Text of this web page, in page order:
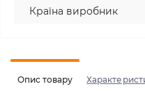
Країна виробник
Опис товару